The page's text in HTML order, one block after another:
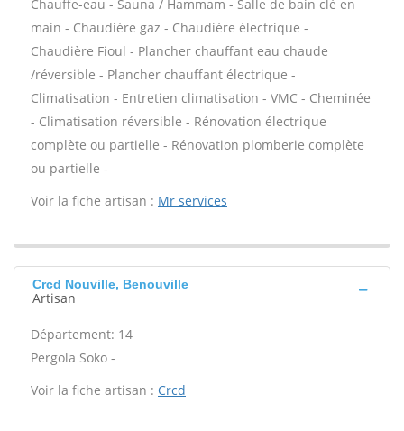
Chauffe-eau - Sauna / Hammam - Salle de bain clé en
main - Chaudière gaz - Chaudière électrique -
Chaudière Fioul - Plancher chauffant eau chaude
/réversible - Plancher chauffant électrique -
Climatisation - Entretien climatisation - VMC - Cheminée
- Climatisation réversible - Rénovation électrique
complète ou partielle - Rénovation plomberie complète
ou partielle -
Voir la fiche artisan : Mr services
Crcd Nouville, Benouville
Artisan
Département: 14
Pergola Soko -
Voir la fiche artisan : Crcd